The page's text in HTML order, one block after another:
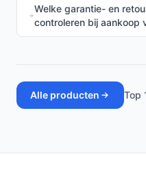
Welke garantie- en
controleren bij aankoop
Alle producten Top